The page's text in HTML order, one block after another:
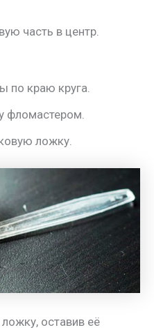
часть в центр.
по краю круга.
фломастером.
ложку.
оставив её